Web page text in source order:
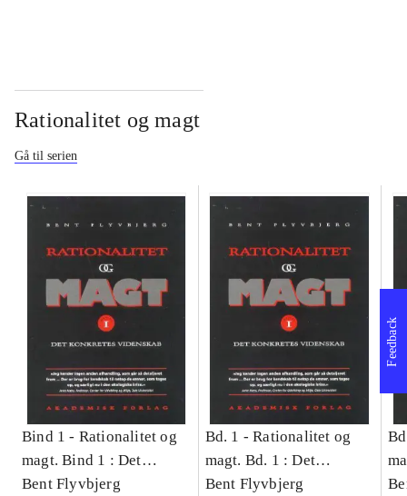
Rationalitet og magt
Gå til serien
Bind 1 - Rationalitet og
magt. Bind 1 : Det
konkretes videnskab
Bent Flyvbjerg
Bd. 1 -Rationalitet og
magt. Bd. 1 : Det
konkretes videnskab
Bent Flyvbjerg
Feedback